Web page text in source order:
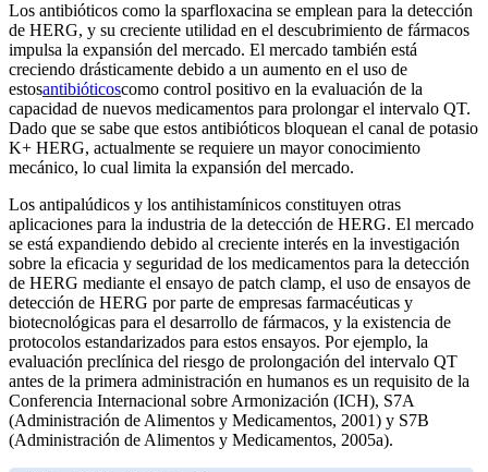
Los antibióticos como la sparfloxacina se emplean para la detección
de HERG, y su creciente utilidad en el descubrimiento de fármacos
impulsa la expansión del mercado. El mercado también está
creciendo drásticamente debido a un aumento en el uso de
estosantibióticoscomo control positivo en la evaluación de la
capacidad de nuevos medicamentos para prolongar el intervalo QT.
Dado que se sabe que estos antibióticos bloquean el canal de potasio
K+ HERG, actualmente se requiere un mayor conocimiento
mecánico, lo cual limita la expansión del mercado.
Los antipalúdicos y los antihistamínicos constituyen otras
aplicaciones para la industria de la detección de HERG. El mercado
se está expandiendo debido al creciente interés en la investigación
sobre la eficacia y seguridad de los medicamentos para la detección
de HERG mediante el ensayo de patch clamp, el uso de ensayos de
detección de HERG por parte de empresas farmacéuticas y
biotecnológicas para el desarrollo de fármacos, y la existencia de
protocolos estandarizados para estos ensayos. Por ejemplo, la
evaluación preclínica del riesgo de prolongación del intervalo QT
antes de la primera administración en humanos es un requisito de la
Conferencia Internacional sobre Armonización (ICH), S7A
(Administración de Alimentos y Medicamentos, 2001) y S7B
(Administración de Alimentos y Medicamentos, 2005a).